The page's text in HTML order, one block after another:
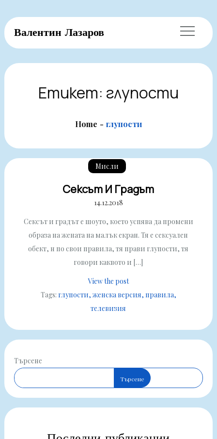
Skip
to
content
Валентин Лазаров
Етикет: глупости
Home глупости
Мисли
Сексът И Градът
14.12.2018
Сексът и градът е шоуто, което успява да промени
образа на жената на малък екран. Тя е сексуален
обект, н по свои правила, тя прави глупости, тя
говори каквото и […]
View the post
Tags: глупости женска версия правила
телевизия
Търсене
Търсене